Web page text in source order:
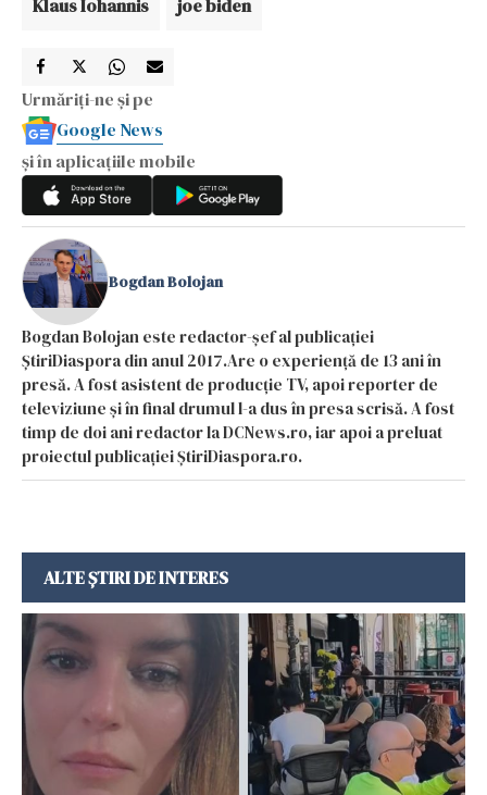
Klaus Iohannis joe biden
Urmăriți-ne și pe
Google News
și în aplicațiile mobile
Bogdan Bolojan
Bogdan Bolojan este redactor-șef al publicației
ȘtiriDiaspora din anul 2017.Are o experiență de 13 ani în
presă. A fost asistent de producție TV, apoi reporter de
televiziune și în final drumul l-a dus în presa scrisă. A fost
timp de doi ani redactor la DCNews.ro, iar apoi a preluat
proiectul publicației ȘtiriDiaspora.ro.
ALTE ȘTIRI DE INTERES